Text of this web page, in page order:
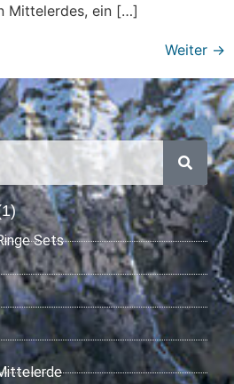
Mittelerdes, ein […]
Weiter →
Sets